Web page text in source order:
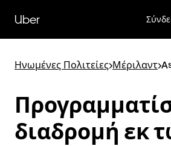
κύριο
περιεχόμενο
Uber
Ηνωμένες Πολιτείες>Μέριλαντ>
διαδρομή εκ